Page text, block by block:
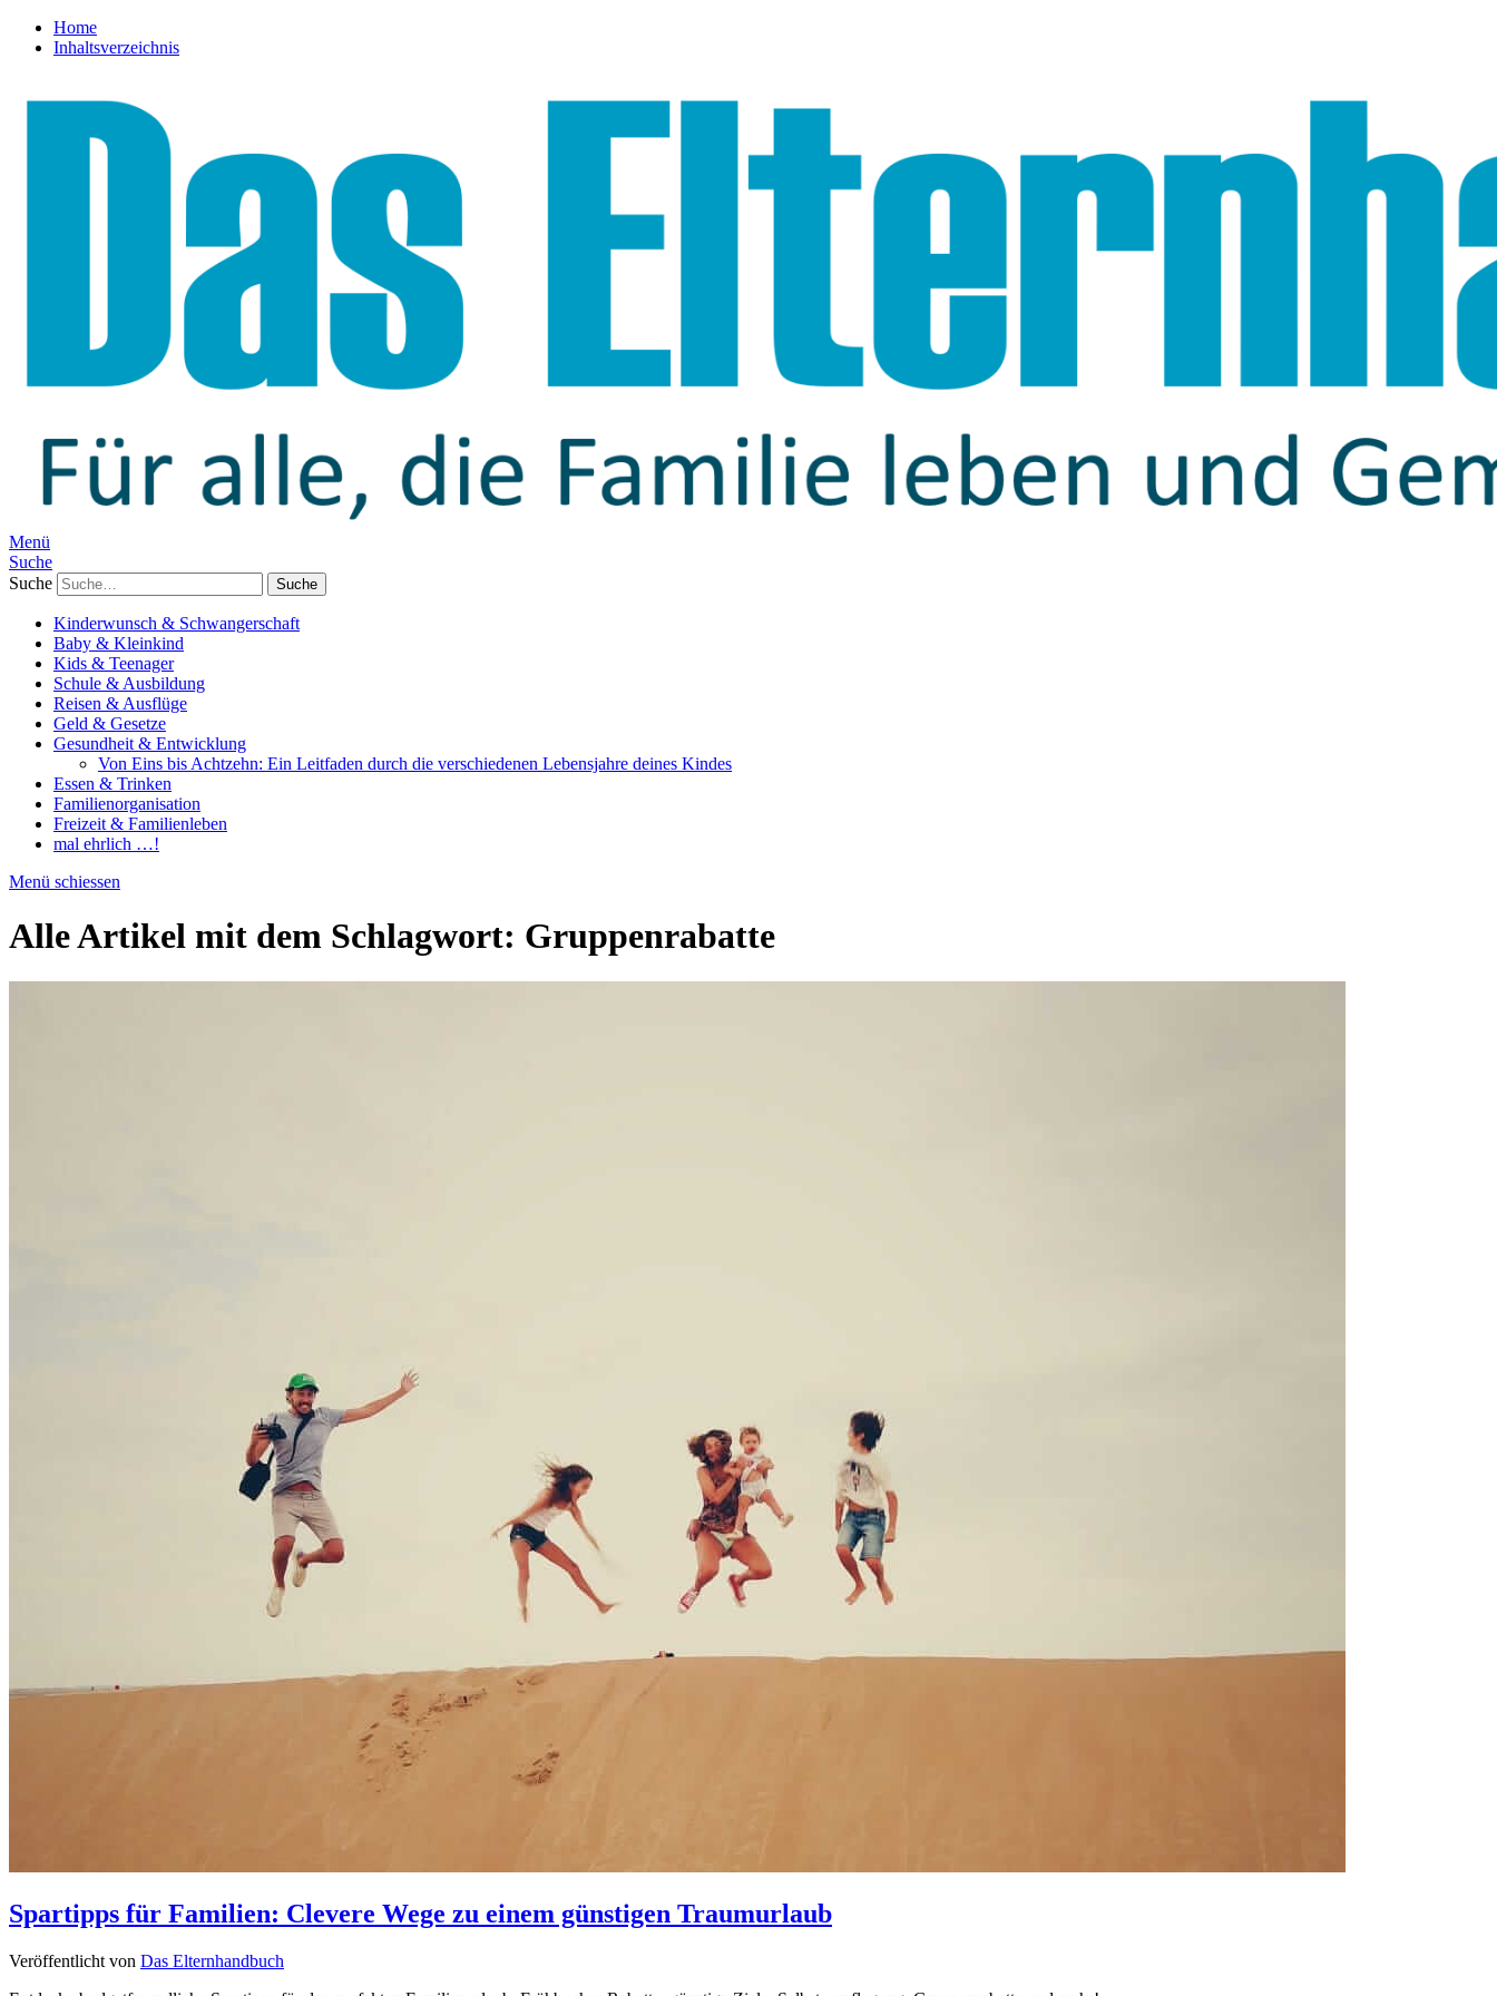
Home
Inhaltsverzeichnis
Menü
Suche
Suche
Kinderwunsch & Schwangerschaft
Baby & Kleinkind
Kids & Teenager
Schule & Ausbildung
Reisen & Ausflüge
Geld & Gesetze
Gesundheit & Entwicklung
Von Eins bis Achtzehn: Ein Leitfaden durch die verschiedenen Lebensjahre deines Kindes
Essen & Trinken
Familienorganisation
Freizeit & Familienleben
mal ehrlich …!
Menü schiessen
Alle Artikel mit dem Schlagwort: Gruppenrabatte
Spartipps für Familien: Clevere Wege zu einem günstigen Traumurlaub
Veröffentlicht von Das Elternhandbuch